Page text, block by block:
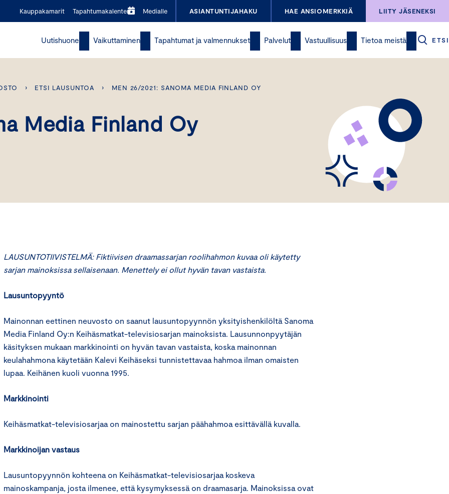
Kauppakamarit Tapahtumakalenteri Medialle ASIANTUNTIJAHAKU HAE ANSIOMERKKIÄ LIITY JÄSENEKSI
Uutishuone Vaikuttaminen Tapahtumat ja valmennukset Palvelut Vastuullisuus Tietoa meistä ETSI
› ETSI LAUSUNTOA › MEN 26/2021: SANOMA MEDIA FINLAND OY
Media Finland Oy
LAUSUNTOTIIVISTELMÄ: Fiktiivisen draamassarjan roolihahmon kuvaa oli käytetty
sarjan mainoksissa sellaisenaan. Menettely ei ollut hyvän tavan vastaista.
Lausuntopyyntö
Mainonnan eettinen neuvosto on saanut lausuntopyynnön yksityishenkilöltä Sanoma
Media Finland Oy:n Keihäsmatkat-televisiosarjan mainoksista. Lausunnonpyytäjän
käsityksen mukaan markkinointi on hyvän tavan vastaista, koska mainonnan
keulahahmona käytetään Kalevi Keihäseksi tunnistettavaa hahmoa ilman omaisten
lupaa. Keihänen kuoli vuonna 1995.
Markkinointi
Keihäsmatkat-televisiosarjaa on mainostettu sarjan päähahmoa esittävällä kuvalla.
Markkinoijan vastaus
Lausuntopyynnön kohteena on Keihäsmatkat-televisiosarjaa koskeva
mainoskampanja, josta ilmenee, että kysymyksessä on draamasarja. Mainoksissa ovat